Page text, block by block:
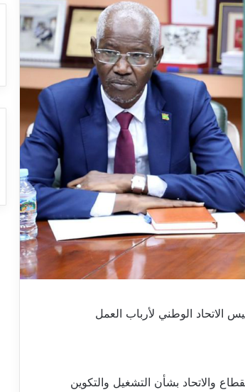
الاتحاد الوطني لأرباب العمل
والاتحاد بشأن التشغيل والتكوين